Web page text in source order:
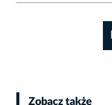
Zobacz także